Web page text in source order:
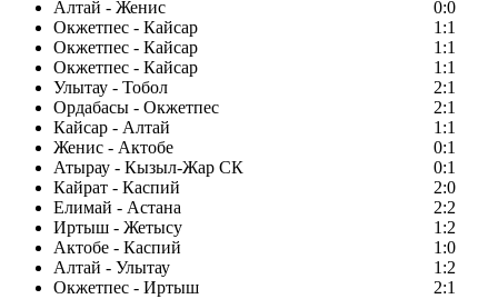
Алтай - Женис
0:0
Окжетпес - Кайсар
1:1
Окжетпес - Кайсар
1:1
Окжетпес - Кайсар
1:1
Улытау - Тобол
2:1
Ордабасы - Окжетпес
2:1
Кайсар - Алтай
1:1
Женис - Актобе
0:1
Атырау - Кызыл-Жар СК
0:1
Кайрат - Каспий
2:0
Елимай - Астана
2:2
Иртыш - Жетысу
1:2
Актобе - Каспий
1:0
Алтай - Улытау
1:2
Окжетпес - Иртыш
2:1